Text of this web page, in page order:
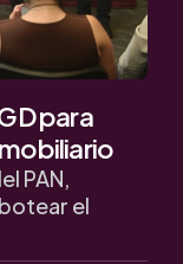
para
PAN,
el